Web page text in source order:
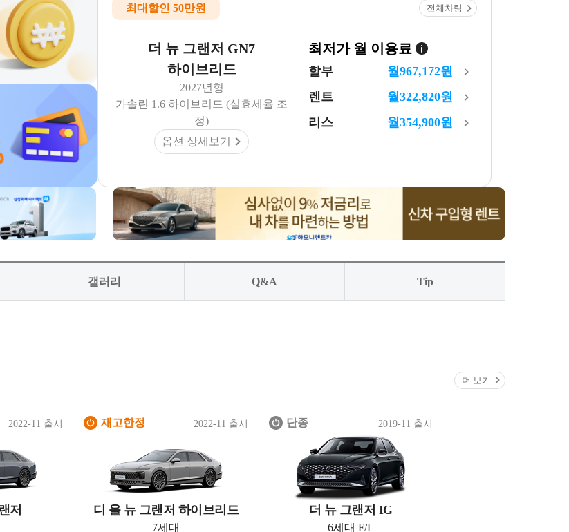
최대할인 50만원 전체차량
더 뉴 그랜저 GN7
하이브리드
2027년형
가솔린 1.6 하이브리드 (실효세율 조
정)
옵션 상세보기
최저가 월 이용료
할부 월967,172원
렌트
월322,820원
리스
월354,900원
갤러리 Q&A Tip
더 보기
저
2022-11 출시 재고한정
디 올 뉴 그랜저 하이브리드
2022-11 출시
7세대
단종
더 뉴 그랜저 IG
2019-11 출시
6세대 F/L